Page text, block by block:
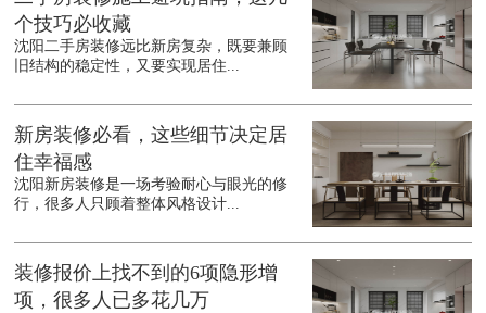
个技巧必收藏
沈阳二手房装修远比新房复杂，既要兼顾
旧结构的稳定性，又要实现居住...
新房装修必看，这些细节决定居
住幸福感
沈阳新房装修是一场考验耐心与眼光的修
行，很多人只顾着整体风格设计...
装修报价上找不到的6项隐形增
项，很多人已多花几万